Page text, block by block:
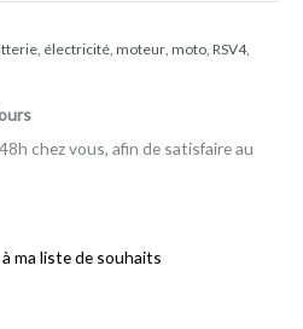
électricité moteur moto RSV4,
chez vous, afin de satisfaire au
ma liste de souhaits